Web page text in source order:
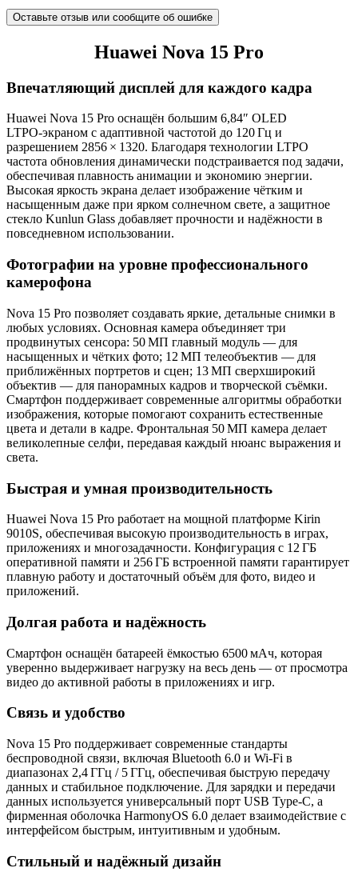
Оставьте отзыв или сообщите об ошибке
Huawei Nova 15 Pro
Впечатляющий дисплей для каждого кадра
Huawei Nova 15 Pro оснащён большим 6,84″ OLED
LTPO‑экраном с адаптивной частотой до 120 Гц и
разрешением 2856 × 1320. Благодаря технологии LTPO
частота обновления динамически подстраивается под задачи,
обеспечивая плавность анимации и экономию энергии.
Высокая яркость экрана делает изображение чётким и
насыщенным даже при ярком солнечном свете, а защитное
стекло Kunlun Glass добавляет прочности и надёжности в
повседневном использовании.
Фотографии на уровне профессионального
камерофона
Nova 15 Pro позволяет создавать яркие, детальные снимки в
любых условиях. Основная камера объединяет три
продвинутых сенсора: 50 МП главный модуль — для
насыщенных и чётких фото; 12 МП телеобъектив — для
приближённых портретов и сцен; 13 МП сверхширокий
объектив — для панорамных кадров и творческой съёмки.
Смартфон поддерживает современные алгоритмы обработки
изображения, которые помогают сохранить естественные
цвета и детали в кадре. Фронтальная 50 МП камера делает
великолепные селфи, передавая каждый нюанс выражения и
света.
Быстрая и умная производительность
Huawei Nova 15 Pro работает на мощной платформе Kirin
9010S, обеспечивая высокую производительность в играх,
приложениях и многозадачности. Конфигурация с 12 ГБ
оперативной памяти и 256 ГБ встроенной памяти гарантирует
плавную работу и достаточный объём для фото, видео и
приложений.
Долгая работа и надёжность
Смартфон оснащён батареей ёмкостью 6500 мАч, которая
уверенно выдерживает нагрузку на весь день — от просмотра
видео до активной работы в приложениях и игр.
Связь и удобство
Nova 15 Pro поддерживает современные стандарты
беспроводной связи, включая Bluetooth 6.0 и Wi‑Fi в
диапазонах 2,4 ГГц / 5 ГГц, обеспечивая быструю передачу
данных и стабильное подключение. Для зарядки и передачи
данных используется универсальный порт USB Type‑C, а
фирменная оболочка HarmonyOS 6.0 делает взаимодействие с
интерфейсом быстрым, интуитивным и удобным.
Стильный и надёжный дизайн